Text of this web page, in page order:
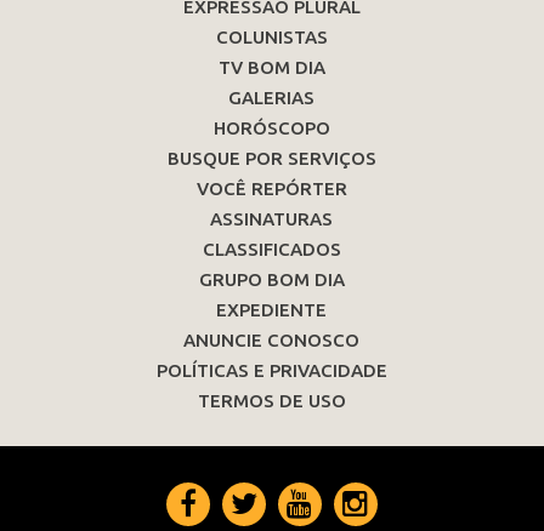
EXPRESSÃO PLURAL
COLUNISTAS
TV BOM DIA
GALERIAS
HORÓSCOPO
BUSQUE POR SERVIÇOS
VOCÊ REPÓRTER
ASSINATURAS
CLASSIFICADOS
GRUPO BOM DIA
EXPEDIENTE
ANUNCIE CONOSCO
POLÍTICAS E PRIVACIDADE
TERMOS DE USO